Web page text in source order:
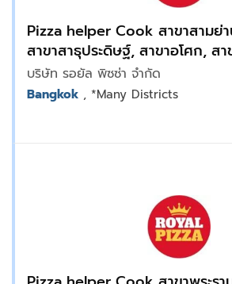
Pizza helper Cook สาขาสามย่
สาขาสาธุประดิษฐ์, สาขาอโศก, สา
สาขาเอเชียทิค, สาขารามคำแหง
บริษัท รอยัล พิซซ่า จำกัด
Bangkok , *Many Districts